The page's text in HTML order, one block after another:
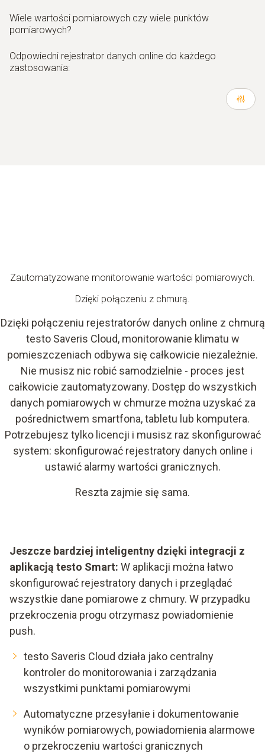
Wiele wartości pomiarowych czy wiele punktów
pomiarowych?
Odpowiedni rejestrator danych online do każdego
zastosowania:
Zautomatyzowane monitorowanie wartości pomiarowych.
Dzięki połączeniu z chmurą.
Dzięki połączeniu rejestratorów danych online z chmurą
testo Saveris Cloud, monitorowanie klimatu w
pomieszczeniach odbywa się całkowicie niezależnie.
Nie musisz nic robić samodzielnie - proces jest
całkowicie zautomatyzowany. Dostęp do wszystkich
danych pomiarowych w chmurze można uzyskać za
pośrednictwem smartfona, tabletu lub komputera.
Potrzebujesz tylko licencji i musisz raz skonfigurować
system: skonfigurować rejestratory danych online i
ustawić alarmy wartości granicznych.
Reszta zajmie się sama.
Jeszcze bardziej inteligentny dzięki integracji z
aplikacją testo Smart: W aplikacji można łatwo
skonfigurować rejestratory danych i przeglądać
wszystkie dane pomiarowe z chmury. W przypadku
przekroczenia progu otrzymasz powiadomienie
push.
testo Saveris Cloud działa jako centralny
kontroler do monitorowania i zarządzania
wszystkimi punktami pomiarowymi
Automatyczne przesyłanie i dokumentowanie
wyników pomiarowych, powiadomienia alarmowe
o przekroczeniu wartości granicznych